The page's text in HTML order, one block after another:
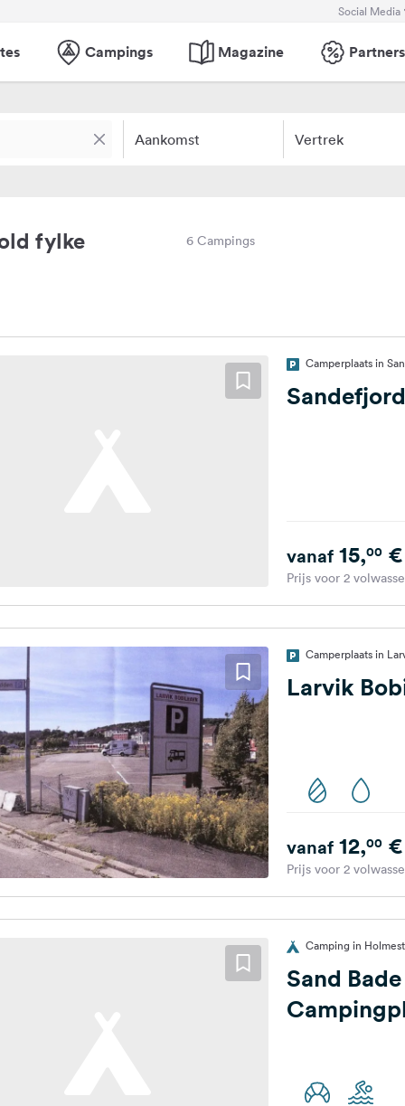
Social Media
Campings Magazine Partners
Aankomst Vertrek
fylke 6 Campings
Camperplaats in
vanaf15,00€
Prijs voor 2
Camperplaats in
Larvik
vanaf12,00€
Prijs voor 2
Camping in
Sand